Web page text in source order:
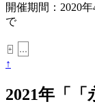
開催期間：2020
で
+
...
↑
2021年「